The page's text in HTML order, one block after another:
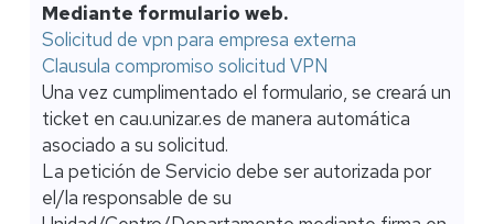
Mediante formulario web.
Solicitud de vpn para empresa externa
Clausula compromiso solicitud VPN
Una vez cumplimentado el formulario, se creará un
ticket en cau.unizar.es de manera automática
asociado a su solicitud.
La petición de Servicio debe ser autorizada por
el/la responsable de su